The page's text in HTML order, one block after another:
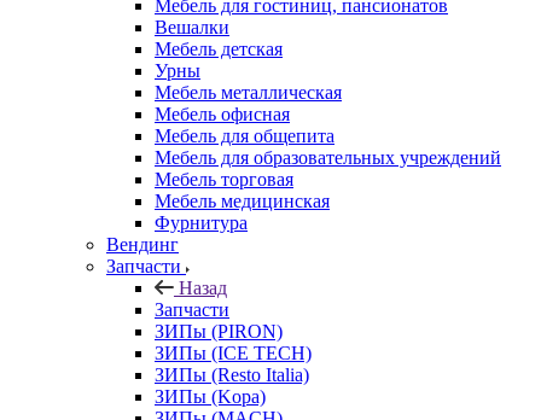
Мебель для гостиниц, пансионатов
Вешалки
Мебель детская
Урны
Мебель металлическая
Мебель офисная
Мебель для общепита
Мебель для образовательных учреждений
Мебель торговая
Мебель медицинская
Фурнитура
Вендинг
Запчасти
Назад
Запчасти
ЗИПы (PIRON)
ЗИПы (ICE TECH)
ЗИПы (Resto Italia)
ЗИПы (Kopa)